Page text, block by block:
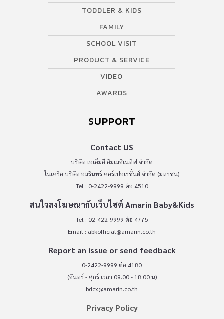
TODDLER & KIDS
FAMILY
SCHOOL VISIT
PRODUCT & SERVICE
VIDEO
AWARDS
SUPPORT
Contact US
บริษัท เอเอ็มอี อิมเมจิเนทีฟ จำกัด
ในเครือ บริษัท อมรินทร์ คอร์เปอเรชั่นส์ จำกัด (มหาชน)
Tel : 0-2422-9999 ต่อ 4510
สนใจลงโฆษณากับเว็บไซต์ Amarin Baby&Kids
Tel : 02-422-9999 ต่อ 4775
Email : abkofficial@amarin.co.th
Report an issue or send feedback
0-2422-9999 ต่อ 4180
(จันทร์ - ศุกร์ เวลา 09.00 - 18.00 น)
bdcx@amarin.co.th
Privacy Policy